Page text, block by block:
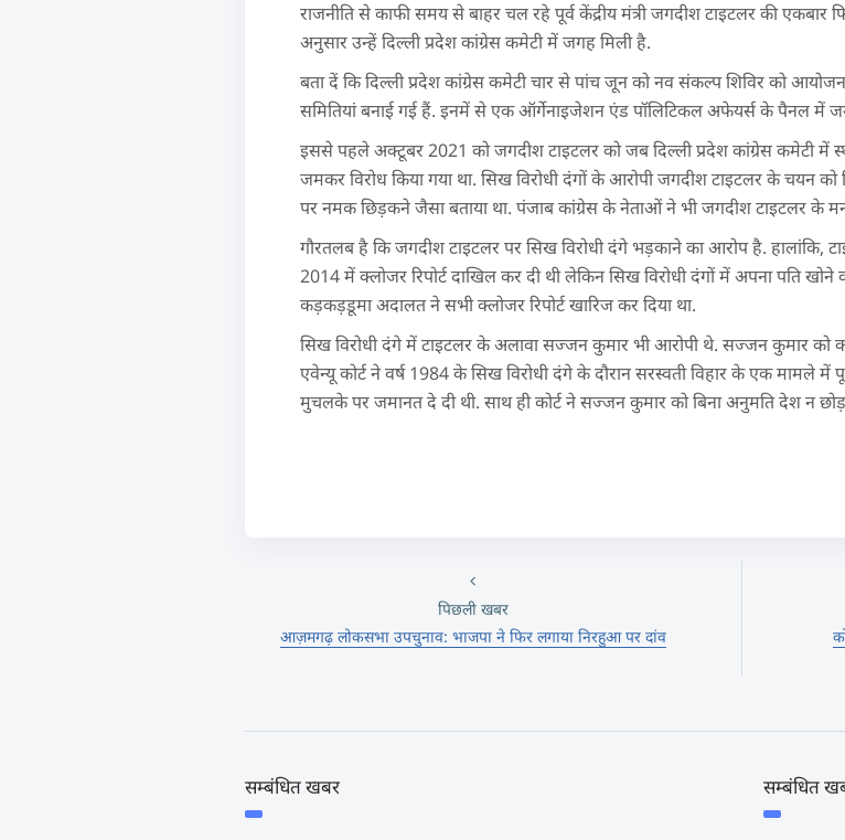
राजनीति से काफी समय से बाहर चल रहे पूर्व केंद्रीय मंत्री जगदीश टाइटलर की एकबार
अनुसार उन्हें दिल्ली प्रदेश कांग्रेस कमेटी में जगह मिली है.
बता दें कि दिल्ली प्रदेश कांग्रेस कमेटी चार से पांच जून को नव संकल्प शिविर को
समितियां बनाई गई हैं. इनमें से एक ऑर्गेनाइजेशन एंड पॉलिटिकल अफेयर्स के पैनल में
इससे पहले अक्टूबर 2021 को जगदीश टाइटलर को जब दिल्ली प्रदेश कांग्रेस कमेटी में
जमकर विरोध किया गया था. सिख विरोधी दंगों के आरोपी जगदीश टाइटलर के चयन
पर नमक छिड़कने जैसा बताया था. पंजाब कांग्रेस के नेताओं ने भी जगदीश टाइटलर के
गौरतलब है कि जगदीश टाइटलर पर सिख विरोधी दंगे भड़काने का आरोप है.
2014 में क्लोजर रिपोर्ट दाखिल कर दी थी लेकिन सिख विरोधी दंगों में अपना पति खोने
कड़कड़डूमा अदालत ने सभी क्लोजर रिपोर्ट खारिज कर दिया था.
सिख विरोधी दंगे में टाइटलर के अलावा सज्जन कुमार भी आरोपी थे. सज्जन कुमार को
एवेन्यू कोर्ट ने वर्ष 1984 के सिख विरोधी दंगे के दौरान सरस्वती विहार के एक मामले
मुचलके पर जमानत दे दी थी. साथ ही कोर्ट ने सज्जन कुमार को बिना अनुमति देश न
पिछली खबर
आज़मगढ़ लोकसभा उपचुनाव: भाजपा ने फिर लगाया निरहुआ पर दांव
सम्बंधित खबर सम्बंधित